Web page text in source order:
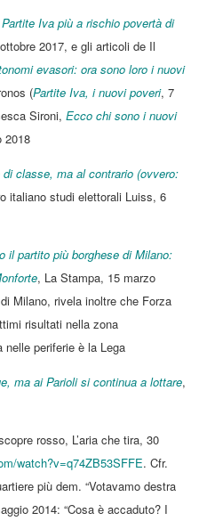
Partite Iva più a rischio povertà di
2017, e gli articoli de Il
evasori: ora sono loro i nuovi
(Partite Iva, i nuovi poveri, 7
Sironi, Ecco chi sono i nuovi
2018
classe, ma al contrario (ovvero:
italiano studi elettorali Luiss, 6
il partito più borghese di Milano:
, La Stampa, 15 marzo
Milano, rivela inoltre che Forza
risultati nella zona
nelle periferie è la Lega
ma ai Parioli si continua a lottare,
rosso, L’aria che tira, 30
watch?v=q74ZB53SFFE. Cfr.
più dem. “Votavamo destra
2014: “Cosa è accaduto? I